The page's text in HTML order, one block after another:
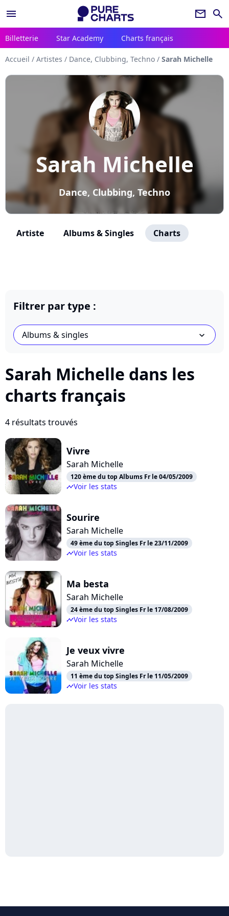
menu newsletter search
Billetterie Star Academy Charts français
Accueil / Artistes / Dance, Clubbing, Techno / Sarah Michelle
Sarah Michelle
Dance, Clubbing, Techno
Artiste Albums & Singles Charts
Filtrer par type :
Albums & singles chevron_bot
Sarah Michelle dans les
charts français
4 résultats trouvés
Vivre
Sarah Michelle
120 ème du top Albums Fr le 04/05/2009
timelineVoir les stats
Sourire
Sarah Michelle
49 ème du top Singles Fr le 23/11/2009
timelineVoir les stats
Ma besta
Sarah Michelle
24 ème du top Singles Fr le 17/08/2009
timelineVoir les stats
Je veux vivre
Sarah Michelle
11 ème du top Singles Fr le 11/05/2009
timelineVoir les stats